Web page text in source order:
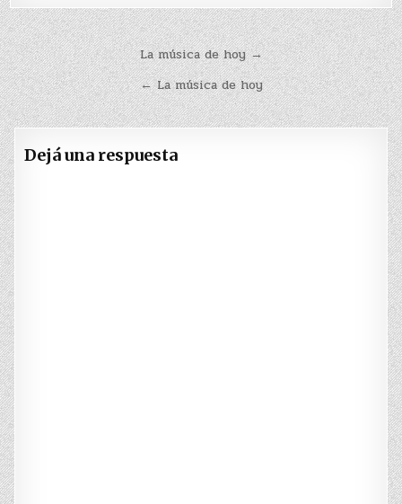
Navegación
de
entradas
La música de hoy →
← La música de hoy
Dejá una respuesta